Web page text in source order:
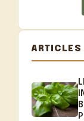
ARTICLES